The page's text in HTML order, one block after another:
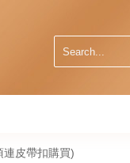
皮帶扣購買)